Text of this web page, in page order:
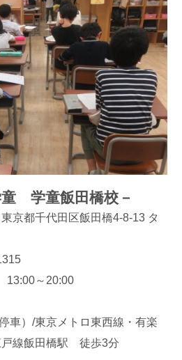
童 学童飯田橋校－
都千代田区飯田橋4-8-13 タ
～20:00
車）/東京メトロ東西線・有楽
戸線飯田橋駅 徒歩3分